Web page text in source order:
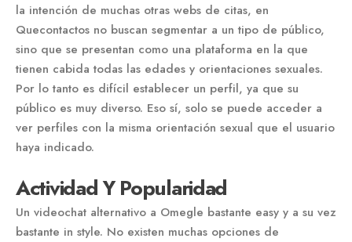
la intención de muchas otras webs de citas, en
Quecontactos no buscan segmentar a un tipo de público,
sino que se presentan como una plataforma en la que
tienen cabida todas las edades y orientaciones sexuales.
Por lo tanto es difícil establecer un perfil, ya que su
público es muy diverso. Eso sí, solo se puede acceder a
ver perfiles con la misma orientación sexual que el usuario
haya indicado.
Actividad Y Popularidad
Un videochat alternativo a Omegle bastante easy y a su vez
bastante in style. No existen muchas opciones de